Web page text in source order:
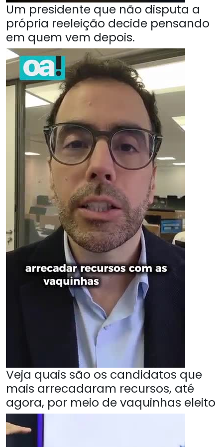
Um presidente que não disputa a
própria reeleição decide pensando
em quem vem depois.
Veja quais são os candidatos que
mais arrecadaram recursos, até
agora, por meio de vaquinhas eleito